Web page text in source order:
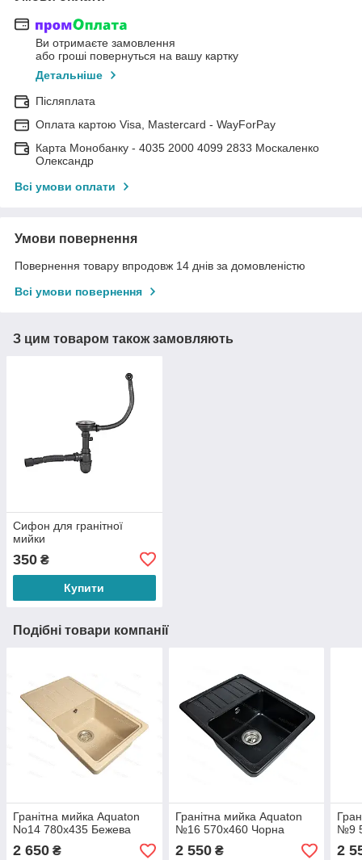
Ви отримаєте замовлення
або гроші повернуться на вашу картку
Детальніше
Післяплата
Оплата картою Visa, Mastercard - WayForPay
Карта Монобанку - 4035 2000 4099 2833 Москаленко
Олександр
Всі умови оплати
Умови повернення
Повернення товару впродовж 14 днів за домовленістю
Всі умови повернення
З цим товаром також замовляють
Сифон для гранітної
мийки
350 ₴
Купити
Подібні товари компанії
Гранітна мийка Aquaton
No14 780х435 Бежева
2 650 ₴
Гранітна мийка Aquaton
№16 570х460 Чорна
2 550₴
№9
2